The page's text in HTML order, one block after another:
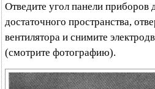
Отведите угол панели приборов
достаточного пространства,
вентилятора и снимите
(смотрите фотографию).